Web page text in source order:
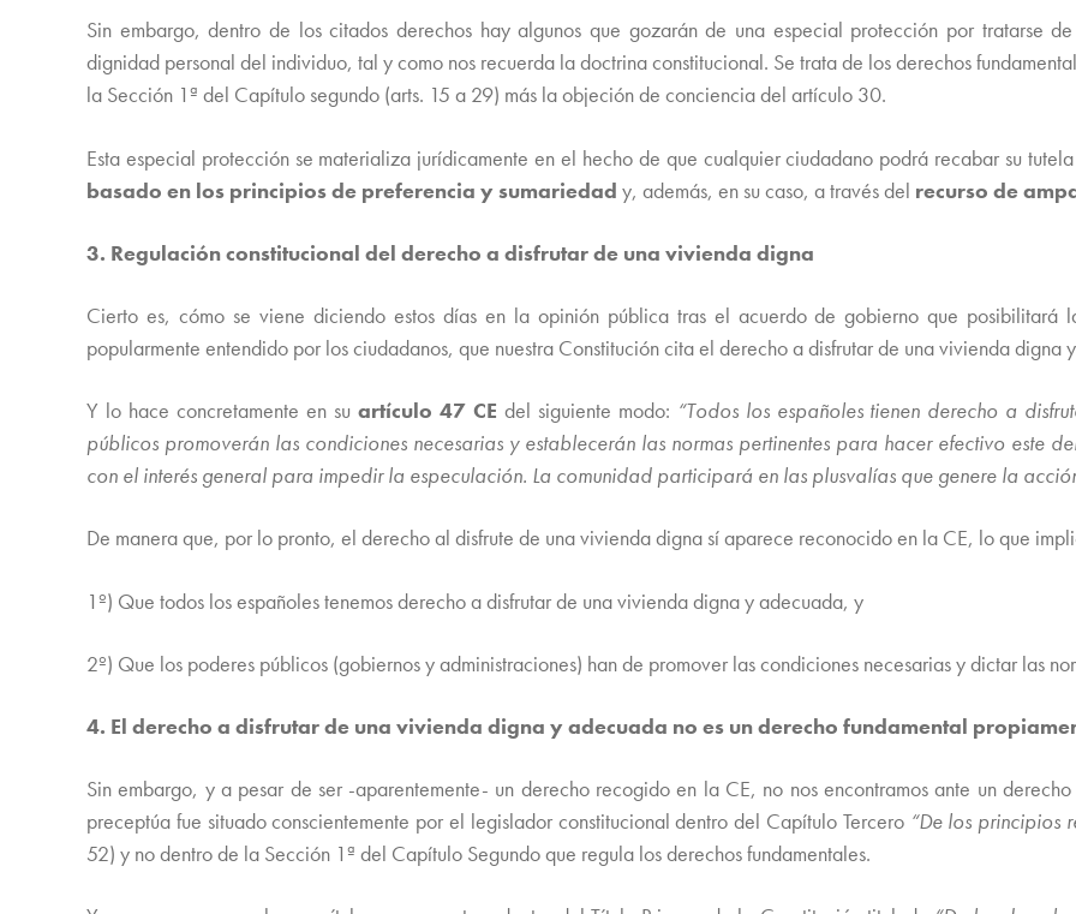
Sin embargo, dentro de los citados derechos hay algunos que gozarán de una especial protección por tratarse
dignidad personal del individuo, tal y como nos recuerda la doctrina constitucional. Se trata de los derechos
la Sección 1ª del Capítulo segundo (arts. 15 a 29) más la objeción de conciencia del artículo 30.
Esta especial protección se materializa jurídicamente en el hecho de que cualquier ciudadano podrá recabar su
basado en los principios de preferencia y sumariedad y, además, en su caso, a través del recurso de
3. Regulación constitucional del derecho a disfrutar de una vivienda digna
Cierto es, cómo se viene diciendo estos días en la opinión pública tras el acuerdo de gobierno que
popularmente entendido por los ciudadanos, que nuestra Constitución cita el derecho a disfrutar de una vivienda digna
Y lo hace concretamente en su artículo 47 CE del siguiente modo: “Todos los españoles tienen derecho a
públicos promoverán las condiciones necesarias y establecerán las normas pertinentes para hacer efectivo este
con el interés general para impedir la especulación. La comunidad participará en las plusvalías que genere la
De manera que, por lo pronto, el derecho al disfrute de una vivienda digna sí aparece reconocido en la CE, lo que
1º) Que todos los españoles tenemos derecho a disfrutar de una vivienda digna y adecuada, y
2º) Que los poderes públicos (gobiernos y administraciones) han de promover las condiciones necesarias y dictar las
4. El derecho a disfrutar de una vivienda digna y adecuada no es un derecho fundamental
Sin embargo, y a pesar de ser -aparentemente- un derecho recogido en la CE, no nos encontramos ante un
preceptúa fue situado conscientemente por el legislador constitucional dentro del Capítulo Tercero “De los principios
52) y no dentro de la Sección 1ª del Capítulo Segundo que regula los derechos fundamentales.